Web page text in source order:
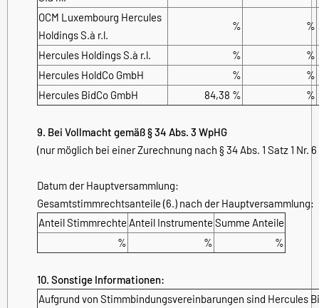
OCM Luxembourg Hercules
Holdings S.à r.l.
% %
Hercules Holdings S.à r.l. %
%
Hercules HoldCo GmbH
%
%
Hercules BidCo GmbH
84,38 % %
9. Bei Vollmacht gemäß § 34 Abs. 3 WpHG
(nur möglich bei einer Zurechnung nach § 34 Abs. 1 Satz 1 Nr. 6
Datum der Hauptversammlung:
Gesamtstimmrechtsanteile (6.) nach der Hauptversammlung:
Anteil Stimmrechte Anteil Instrumente Summe Anteile
%
% %
10. Sonstige Informationen:
Aufgrund von Stimmbindungsvereinbarungen sind Hercules